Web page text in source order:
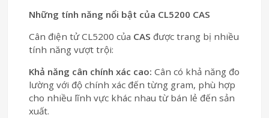
Những tính năng nổi bật của CL5200 CAS
Cân điện tử CL5200 của CAS được trang bị nhiều
tính năng vượt trội:
Khả năng cân chính xác cao: Cân có khả năng đo
lường với độ chính xác đến từng gram, phù hợp
cho nhiều lĩnh vực khác nhau từ bán lẻ đến sản
xuất.